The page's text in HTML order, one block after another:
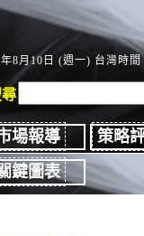
8月10日 (週一) 台灣時間
場報導
策略
鍵圖表